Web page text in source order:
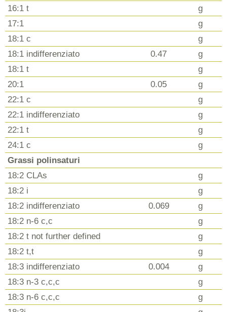
16:1 t
g
17:1
g
18:1 c
g
18:1 indifferenziato
0.47
g
18:1 t
g
20:1
0.05
g
22:1 c
g
22:1 indifferenziato
g
22:1 t
g
24:1 c
g
Grassi polinsaturi
18:2 CLAs
g
18:2 i
g
18:2 indifferenziato
0.069
g
18:2 n-6 c,c
g
18:2 t not further defined
g
18:2 t,t
g
18:3 indifferenziato
0.004
g
18:3 n-3 c,c,c
g
18:3 n-6 c,c,c
g